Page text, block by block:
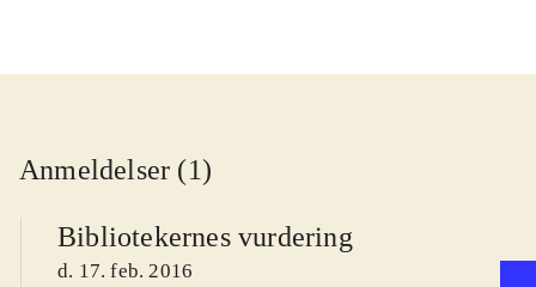
Anmeldelser (1)
Bibliotekernes vurdering
d. 17. feb. 2016